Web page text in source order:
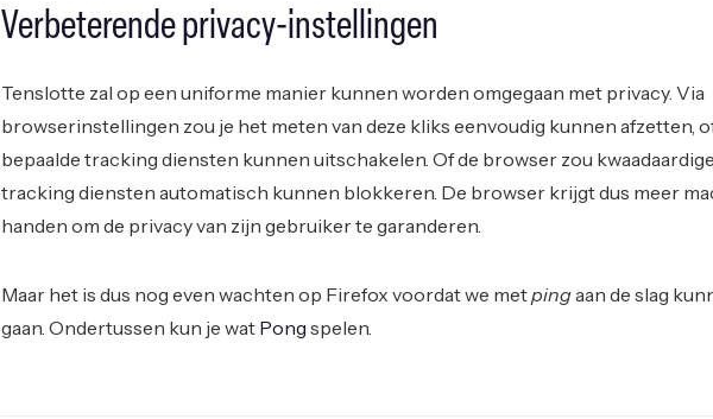
Verbeterende privacy-instellingen
Tenslotte zal op een uniforme manier kunnen worden omgegaan met privacy. Via
browserinstellingen zou je het meten van deze kliks eenvoudig kunnen afzetten,
bepaalde tracking diensten kunnen uitschakelen. Of de browser zou
tracking diensten automatisch kunnen blokkeren. De browser krijgt dus meer
handen om de privacy van zijn gebruiker te garanderen.
Maar het is dus nog even wachten op Firefox voordat we metpingaan de slag
gaan. Ondertussen kun je wat Pong spelen.